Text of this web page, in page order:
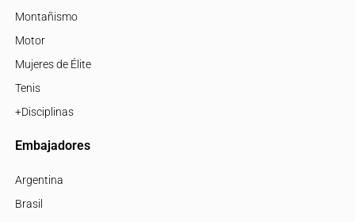
Montañismo
Motor
Mujeres de Élite
Tenis
+Disciplinas
Embajadores
Argentina
Brasil